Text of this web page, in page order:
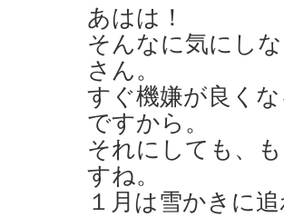
あはは！
そんなに気にし
さん。
すぐ機嫌が良く
ですから。
それにしても、
すね。
１月は雪かきに